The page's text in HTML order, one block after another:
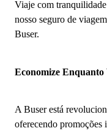
Viaje com
nosso seguro de
Buser.
Economize Enquanto
A Buser está
oferecendo promoções